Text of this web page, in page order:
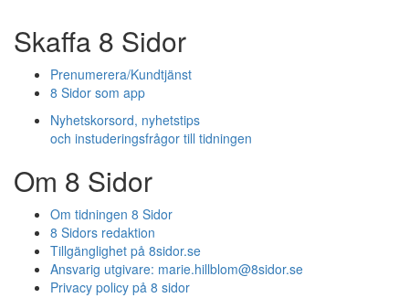
Skaffa 8 Sidor
Prenumerera/Kundtjänst
8 Sidor som app
Nyhetskorsord, nyhetstips
och instuderingsfrågor till tidningen
Om 8 Sidor
Om tidningen 8 Sidor
8 Sidors redaktion
Tillgänglighet på 8sidor.se
Ansvarig utgivare: marie.hillblom@8sidor.se
Privacy policy på 8 sidor